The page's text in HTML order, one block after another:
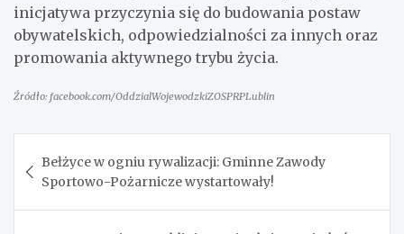
inicjatywa przyczynia się do budowania postaw
obywatelskich, odpowiedzialności za innych oraz
promowania aktywnego trybu życia.
Źródło: facebook.com/OddzialWojewodzkiZOSPRPLublin
wpisu
Bełżyce w ogniu rywalizacji: Gminne Zawody
Sportowo-Pożarnicze wystartowały!